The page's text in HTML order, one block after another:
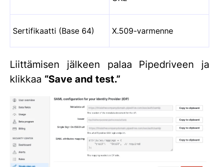
Sertifikaatti (Base 64) X.509-varmenne
Liittämisen jälkeen palaa Pipedriveen ja
klikkaa “Save and test.”